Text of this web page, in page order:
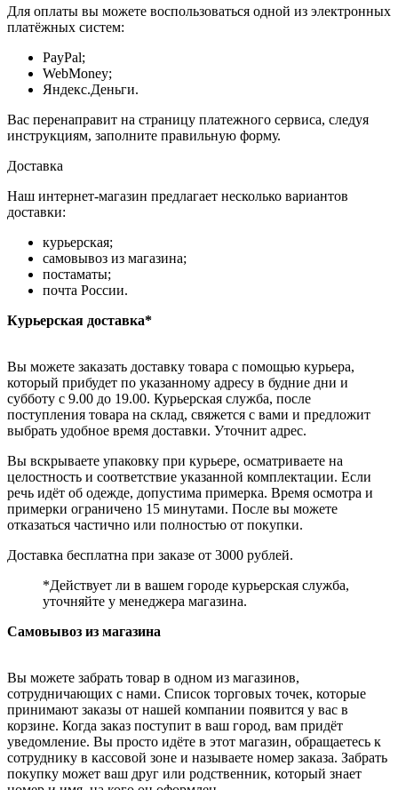
Для оплаты вы можете воспользоваться одной из электронных
платёжных систем:
PayPal;
WebMoney;
Яндекс.Деньги.
Вас перенаправит на страницу платежного сервиса, следуя
инструкциям, заполните правильную форму.
Доставка
Наш интернет-магазин предлагает несколько вариантов
доставки:
курьерская;
самовывоз из магазина;
постаматы;
почта России.
Курьерская доставка*
Вы можете заказать доставку товара с помощью курьера,
который прибудет по указанному адресу в будние дни и
субботу с 9.00 до 19.00. Курьерская служба, после
поступления товара на склад, свяжется с вами и предложит
выбрать удобное время доставки. Уточнит адрес.
Вы вскрываете упаковку при курьере, осматриваете на
целостность и соответствие указанной комплектации. Если
речь идёт об одежде, допустима примерка. Время осмотра и
примерки ограничено 15 минутами. После вы можете
отказаться частично или полностью от покупки.
Доставка бесплатна при заказе от 3000 рублей.
*Действует ли в вашем городе курьерская служба,
уточняйте у менеджера магазина.
Самовывоз из магазина
Вы можете забрать товар в одном из магазинов,
сотрудничающих с нами. Список торговых точек, которые
принимают заказы от нашей компании появится у вас в
корзине. Когда заказ поступит в ваш город, вам придёт
уведомление. Вы просто идёте в этот магазин, обращаетесь к
сотруднику в кассовой зоне и называете номер заказа. Забрать
покупку может ваш друг или родственник, который знает